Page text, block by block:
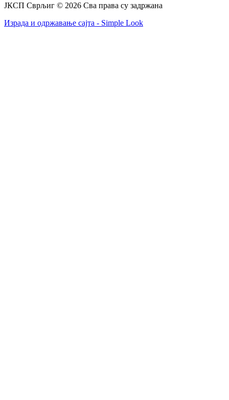
ЈКСП Сврљиг © 2026 Сва права су задржана
Израда и одржавање сајта - Simple Look